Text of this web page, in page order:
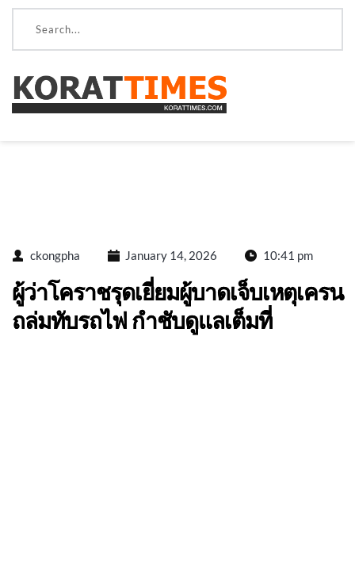
ckongpha January 14, 2026 10:41 pm
ผู้ว่าโคราชรุดเยี่ยมผู้บาดเจ็บเหตุเครน
ถล่มทับรถไฟ กำชับดูแลเต็มที่